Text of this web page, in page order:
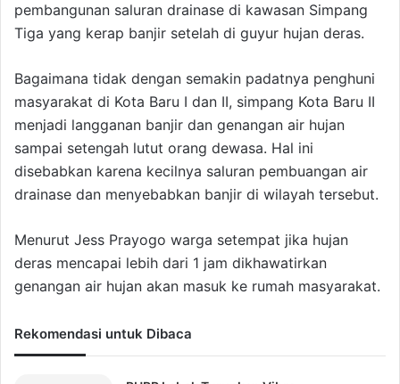
pembangunan saluran drainase di kawasan Simpang
Tiga yang kerap banjir setelah di guyur hujan deras.
Bagaimana tidak dengan semakin padatnya penghuni
masyarakat di Kota Baru I dan II, simpang Kota Baru II
menjadi langganan banjir dan genangan air hujan
sampai setengah lutut orang dewasa. Hal ini
disebabkan karena kecilnya saluran pembuangan air
drainase dan menyebabkan banjir di wilayah tersebut.
Menurut Jess Prayogo warga setempat jika hujan
deras mencapai lebih dari 1 jam dikhawatirkan
genangan air hujan akan masuk ke rumah masyarakat.
Rekomendasi untuk Dibaca